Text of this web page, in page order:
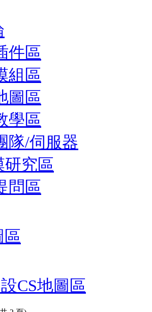
件區
組區
圖區
學區
隊/伺服器
研究區
問區
區
CS地圖區